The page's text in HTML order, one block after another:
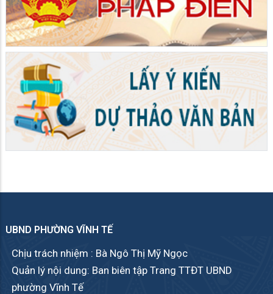
UBND PHƯỜNG VĨNH TẾ
Chịu trách nhiệm : Bà Ngô Thị Mỹ Ngọc